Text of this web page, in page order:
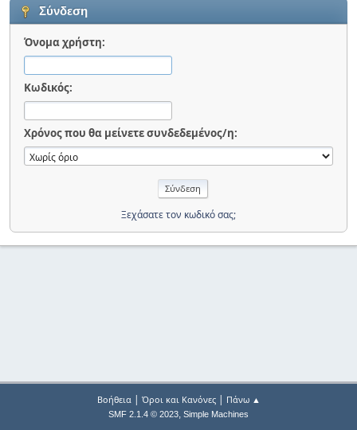
Σύνδεση
Όνομα χρήστη:
Κωδικός:
Χρόνος που θα μείνετε συνδεδεμένος/η:
Ξεχάσατε τον κωδικό σας;
Βοήθεια| Όροι και Κανόνες| Πάνω ▲
SMF 2.1.4 © 2023, Simple Machines